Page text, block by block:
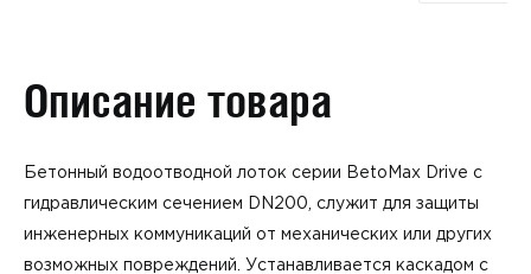
Описание товара
Бетонный водоотводной лоток серии BetoMax Drive с
гидравлическим сечением DN200, служит для защиты
инженерных коммуникаций от механических или других
возможных повреждений. Устанавливается каскадом с